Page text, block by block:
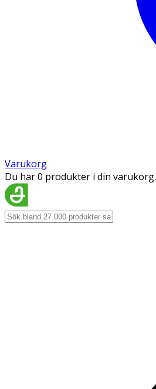
Varukorg
Du har 0 produkter i din varukorg.